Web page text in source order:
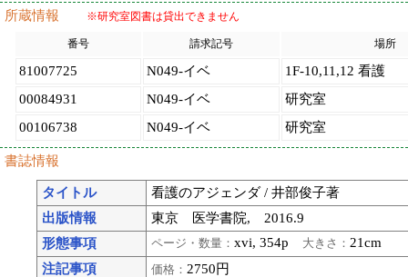
所蔵情報 ※研究室図書は貸出できません
番号 請求記号 場所
81007725 N049-イベ
1F-10,11,12 看護
00084931
N049-イベ
研究室
00106738
N049-イベ 研究室
書誌情報
タイトル
看護のアジェンダ / 井部俊子著
出版情報
東京 医学書院, 2016.9
形態事項
ページ・数量：xvi, 354p 大きさ： 21cm
注記事項
価格： 2750円